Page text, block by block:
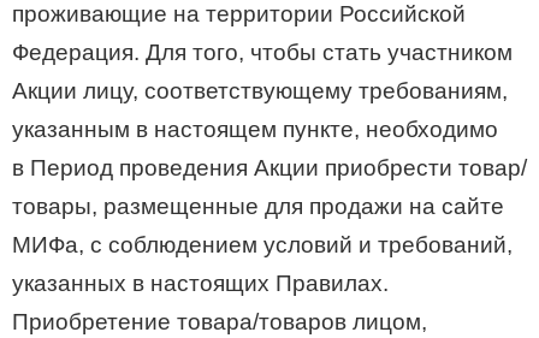
проживающие на территории Российской
Федерация. Для того, чтобы стать участником
Акции лицу, соответствующему требованиям,
указанным в настоящем пункте, необходимо
в Период проведения Акции приобрести товар/
товары, размещенные для продажи на сайте
МИФа, с соблюдением условий и требований,
указанных в настоящих Правилах.
Приобретение товара/товаров лицом,